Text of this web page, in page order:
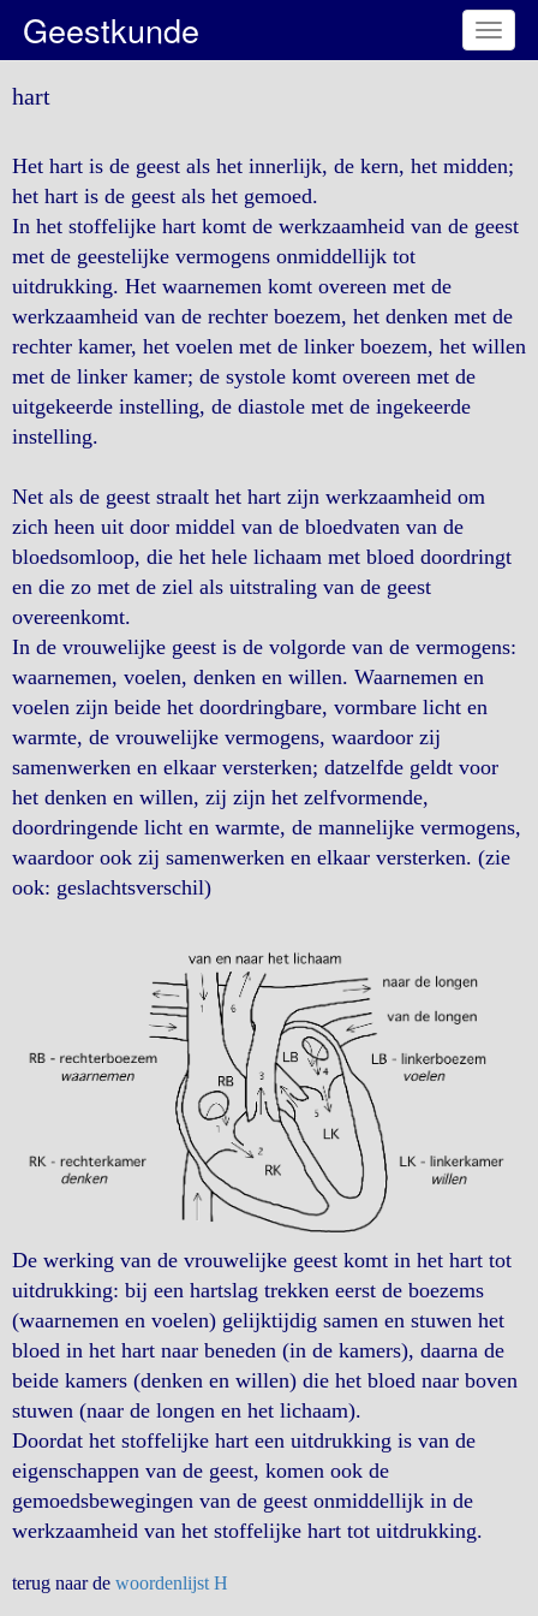
Toggle
Geestkunde
hart
Het hart is de geest als het innerlijk, de kern, het midden;
het hart is de geest als het gemoed.
In het stoffelijke hart komt de werkzaamheid van de geest
met de geestelijke vermogens onmiddellijk tot
uitdrukking. Het waarnemen komt overeen met de
werkzaamheid van de rechter boezem, het denken met de
rechter kamer, het voelen met de linker boezem, het willen
met de linker kamer; de systole komt overeen met de
uitgekeerde instelling, de diastole met de ingekeerde
instelling.
Net als de geest straalt het hart zijn werkzaamheid om
zich heen uit door middel van de bloedvaten van de
bloedsomloop, die het hele lichaam met bloed doordringt
en die zo met de ziel als uitstraling van de geest
overeenkomt.
In de vrouwelijke geest is de volgorde van de vermogens:
waarnemen, voelen, denken en willen. Waarnemen en
voelen zijn beide het doordringbare, vormbare licht en
warmte, de vrouwelijke vermogens, waardoor zij
samenwerken en elkaar versterken; datzelfde geldt voor
het denken en willen, zij zijn het zelfvormende,
doordringende licht en warmte, de mannelijke vermogens,
waardoor ook zij samenwerken en elkaar versterken. (zie
ook: geslachtsverschil)
De werking van de vrouwelijke geest komt in het hart tot
uitdrukking: bij een hartslag trekken eerst de boezems
(waarnemen en voelen) gelijktijdig samen en stuwen het
bloed in het hart naar beneden (in de kamers), daarna de
beide kamers (denken en willen) die het bloed naar boven
stuwen (naar de longen en het lichaam).
Doordat het stoffelijke hart een uitdrukking is van de
eigenschappen van de geest, komen ook de
gemoedsbewegingen van de geest onmiddellijk in de
werkzaamheid van het stoffelijke hart tot uitdrukking.
terug naar de woordenlijst H